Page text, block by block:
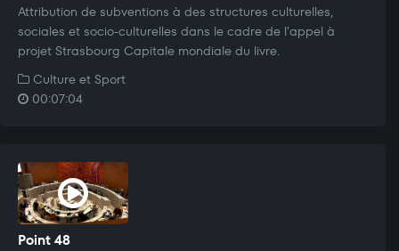
Attribution de subventions à des structures culturelles,
sociales et socio-culturelles dans le cadre de l'appel à
projet Strasbourg Capitale mondiale du livre.
Culture et Sport
00:07:04
Point 48